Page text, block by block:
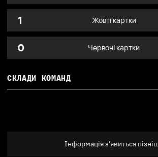
1
Жовті картки
0
Червоні картки
СКЛАДИ КОМАНД
Інформація з'явиться